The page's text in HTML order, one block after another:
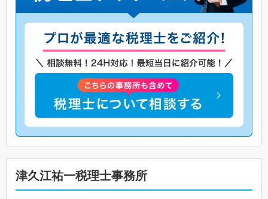
津久江祐一税理士事務所